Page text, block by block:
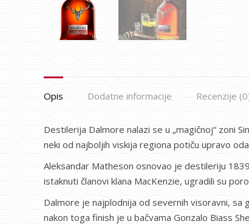
Opis Dodatne informacije Recenzije
Destilerija Dalmore nalazi se u „magičnoj“ zoni
neki od najboljih viskija regiona potiču upravo
Aleksandar Matheson osnovao je destileriju
istaknuti članovi klana MacKenzie, ugradili su
Dalmore je najplodnija od severnih visoravni, sa
nakon toga finish je u bačvama Gonzalo Biass